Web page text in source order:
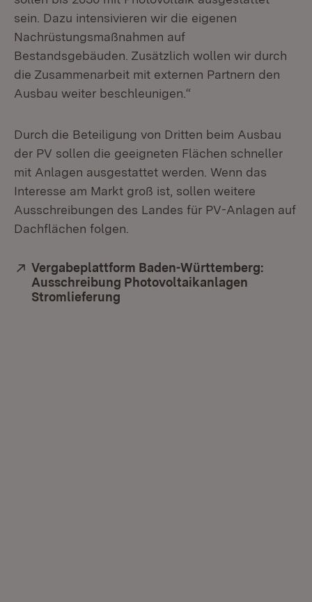
sein. Dazu intensivieren wir die eigenen
Nachrüstungsmaßnahmen auf
Bestandsgebäuden. Zusätzlich wollen wir durch
die Zusammenarbeit mit externen Partnern den
Ausbau weiter beschleunigen.“
Durch die Beteiligung von Dritten beim Ausbau
der PV sollen die geeigneten Flächen schneller
mit Anlagen ausgestattet werden. Wenn das
Interesse am Markt groß ist, sollen weitere
Ausschreibungen des Landes für PV-Anlagen auf
Dachflächen folgen.
Extern:
Vergabeplattform Baden-Württemberg:
Ausschreibung Photovoltaikanlagen
Stromlieferung